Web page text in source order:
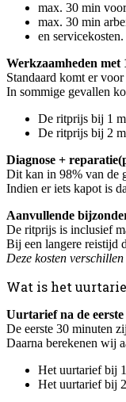
max. 30 min
max. 30 min
en servicekosten.
Werkzaamheden met
Standaard komt er
In sommige gevallen
De ritprijs bij 1
De ritprijs bij 2
Diagnose +
Dit kan in 98% van de
Indien er iets kapot is
Aanvullende
De ritprijs is inclusief
Bij een langere reistijd
Deze kosten
Wat is het
Uurtarief na de
De eerste 30 minuten
Daarna berekenen wij
Het uurtarief bij
Het uurtarief bij